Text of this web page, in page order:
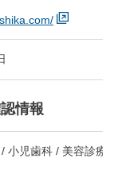
情報
小児歯科 / 美容診療 /